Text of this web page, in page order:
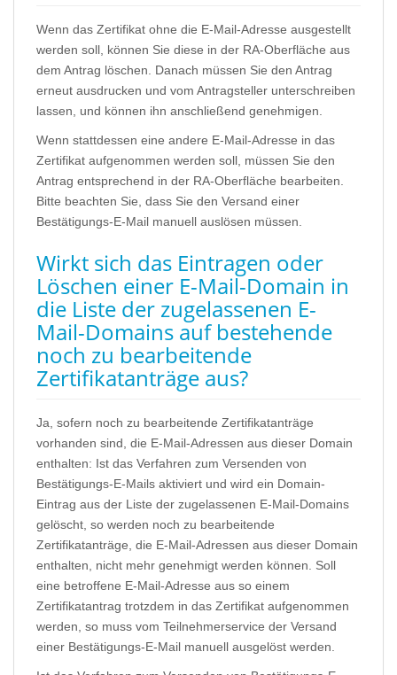
Wenn das Zertifikat ohne die E-Mail-Adresse ausgestellt
werden soll, können Sie diese in der RA-Oberfläche aus
dem Antrag löschen. Danach müssen Sie den Antrag
erneut ausdrucken und vom Antragsteller unterschreiben
lassen, und können ihn anschließend genehmigen.
Wenn stattdessen eine andere E-Mail-Adresse in das
Zertifikat aufgenommen werden soll, müssen Sie den
Antrag entsprechend in der RA-Oberfläche bearbeiten.
Bitte beachten Sie, dass Sie den Versand einer
Bestätigungs-E-Mail manuell auslösen müssen.
Wirkt sich das Eintragen oder
Löschen einer E-Mail-Domain in
die Liste der zugelassenen E-
Mail-Domains auf bestehende
noch zu bearbeitende
Zertifikatanträge aus?
Ja, sofern noch zu bearbeitende Zertifikatanträge
vorhanden sind, die E-Mail-Adressen aus dieser Domain
enthalten: Ist das Verfahren zum Versenden von
Bestätigungs-E-Mails aktiviert und wird ein Domain-
Eintrag aus der Liste der zugelassenen E-Mail-Domains
gelöscht, so werden noch zu bearbeitende
Zertifikatanträge, die E-Mail-Adressen aus dieser Domain
enthalten, nicht mehr genehmigt werden können. Soll
eine betroffene E-Mail-Adresse aus so einem
Zertifikatantrag trotzdem in das Zertifikat aufgenommen
werden, so muss vom Teilnehmerservice der Versand
einer Bestätigungs-E-Mail manuell ausgelöst werden.